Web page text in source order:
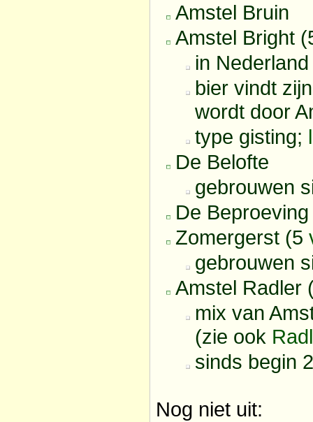
Amstel Bruin
Amstel Bright
in
bier vindt
wordt door
type gisting;
De Belofte
gebrouwen
De Beproeving
Zomergerst (5
gebrouwen
Amstel Radler
mix van
(zie ook
sinds begin
Nog niet uit: